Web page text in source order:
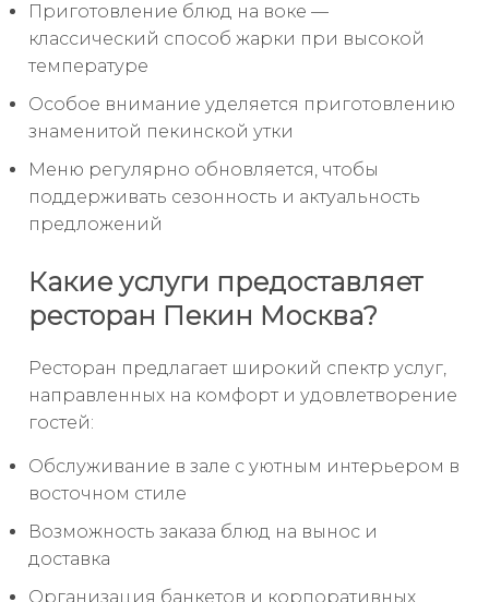
Приготовление блюд на воке —
классический способ жарки при высокой
температуре
Особое внимание уделяется приготовлению
знаменитой пекинской утки
Меню регулярно обновляется, чтобы
поддерживать сезонность и актуальность
предложений
Какие услуги предоставляет
ресторан Пекин Москва?
Ресторан предлагает широкий спектр услуг,
направленных на комфорт и удовлетворение
гостей:
Обслуживание в зале с уютным интерьером в
восточном стиле
Возможность заказа блюд на вынос и
доставка
Организация банкетов и корпоративных